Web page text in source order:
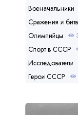
Военачальники
Сражения и
Олимпийцы
Спорт в СССР
Исследователи
Герои СССР